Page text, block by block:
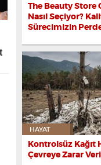
The Beauty Store
Nasıl Seçiyor?
Sürecimizin
HAYAT
Kontrolsüz Kağıt
Çevreye Zarar